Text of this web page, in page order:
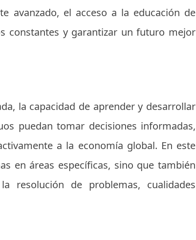
avanzado, el acceso a la educación de
constantes y garantizar un futuro mejor
la capacidad de aprender y desarrollar
puedan tomar decisiones informadas,
a la economía global. En este
en áreas específicas, sino que también
resolución de problemas, cualidades